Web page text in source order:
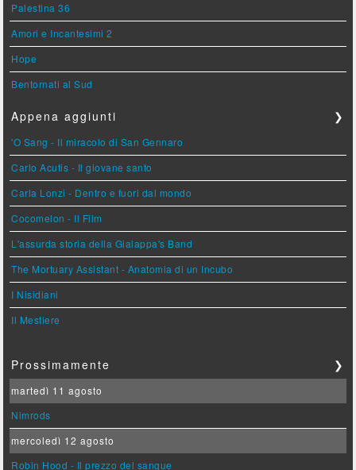
Palestina 36
Amori e Incantesimi 2
Hope
Bentornati al Sud
Appena aggiunti ❯
'O Sang - Il miracolo di San Gennaro
Carlo Acutis - Il giovane santo
Carla Lonzi - Dentro e fuori dal mondo
Cocomelon - Il Film
L'assurda storia della Gialappa's Band
The Mortuary Assistant - Anatomia di un Incubo
I Nisidiani
Il Mestiere
Prossimamente ❯
martedì 11 agosto
Nimrods
mercoledì 12 agosto
Robin Hood - Il prezzo del sangue